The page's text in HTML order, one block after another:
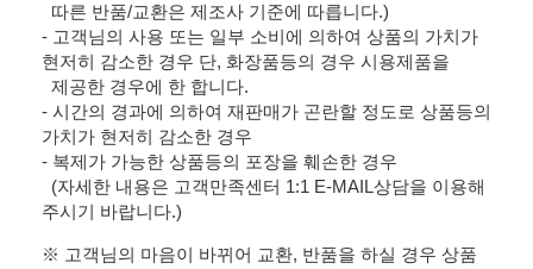
따른 반품/교환은 제조사 기준에 따릅니다.)
- 고객님의 사용 또는 일부 소비에 의하여 상품의 가치가
현저히 감소한 경우 단, 화장품등의 경우 시용제품을
제공한 경우에 한 합니다.
- 시간의 경과에 의하여 재판매가 곤란할 정도로 상품등의
가치가 현저히 감소한 경우
- 복제가 가능한 상품등의 포장을 훼손한 경우
(자세한 내용은 고객만족센터 1:1 E-MAIL상담을 이용해
주시기 바랍니다.)
※ 고객님의 마음이 바뀌어 교환, 반품을 하실 경우 상품